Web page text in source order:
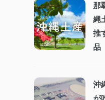
那
縄
推
品
沖